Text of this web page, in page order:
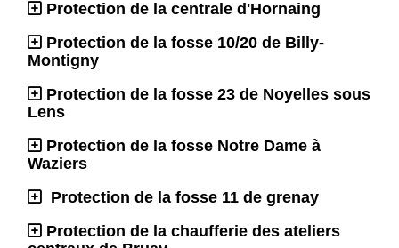
Protection de la centrale d'Hornaing
Protection de la fosse 10/20 de Billy-
Montigny
Protection de la fosse 23 de Noyelles sous
Lens
Protection de la fosse Notre Dame à
Waziers
Protection de la fosse 11 de grenay
Protection de la chaufferie des ateliers